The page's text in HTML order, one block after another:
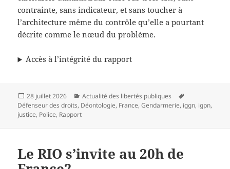
contrainte, sans indicateur, et sans toucher à
l’architecture même du contrôle qu’elle a pourtant
décrite comme le nœud du problème.
Accès à l’intégrité du rapport
Publié
le
28 juillet 2026 Catégories
Actualité des libertés publiques
clés
Défenseur des droits, Déontologie, France,Gendarmerie, iggn, igpn,
justice, Police, Rapport
Le RIO s’invite au 20h de